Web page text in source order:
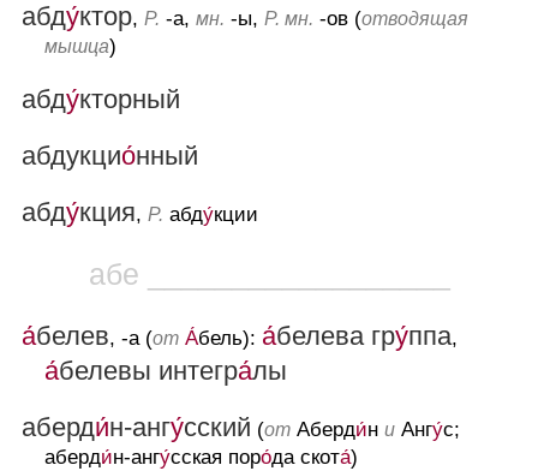
абду́ктор, Р. -а, мн. -ы, Р. мн. -ов (отводящая
мышца)
абду́кторный
абдукцио́нный
абду́кция, Р. абду́кции
абе __________________
а́белев, -а (от А́бель): а́белева гру́ппа,
а́белевы интегра́лы
аберди́н-ангу́сский (от Аберди́н и Ангу́с;
аберди́н-ангу́сская поро́да скота́)